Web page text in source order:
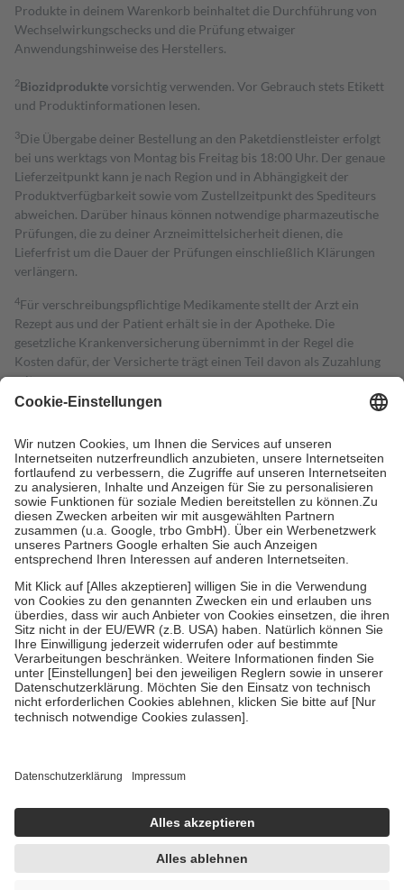
Produkte in deinem Warenkorb beinhaltet die Durchführung von
Wechselwirkungschecks und die Prüfung etwaiger
Anwendungshinweise des Herstellers.
2Biozidproduktevorsichtig verwenden. Vor Gebrauch stets Etikett
und Produktinformationen lesen.
3Die Übergabe deiner Bestellung an den Paketdienstleister erfolgt
bei uns werktags von Montag bis Freitag bis 18:00 Uhr. Der genaue
Lieferzeitpunkt kann je nach Region und in Abhängigkeit der
Produktverfügbarkeit sowie vom Zustellzeitpunkt des Spediteurs
abweichen. Darüber hinaus können notwendige pharmazeutische
Prüfungen, die zu deiner Arzneimittelsicherheit dienen, die
Lieferfrist um die Dauer der Prüfungen einschließlich Klärungen
verlängern.
4Für verschreibungspflichtige Medikamente stellt der Arzt ein
Rezept aus und der Patient erhält sie in der Apotheke. Die
gesetzliche Krankenversicherung übernimmt in der Regel die
Kosten dafür, der Versicherte trägt einen Teil davon als Zuzahlung
mit.
Grundsätzlich leisten Mitglieder Zuzahlungen in Höhe von zehn
höchstens zehn Euro.
Es sind jedoch nie mehr als die tatsächlichen
Kosten der Leistung zu entrichten.
Diese Regeln gelten grundsätzlich auch für Online-Apotheken.
Bei Heilmitteln und häuslicher Krankenpflege beträgt die
Zuzahlung zehn Prozent der Kosten sowie zehn Euro je
Verordnung.
Um das Engagement der Versicherten für ihre eigene Gesundheit zu
stärken und die besondere Stellung der Familie zu unterstützen,
fallenkeine Zuzahlungenan bei:
• Kindern und Jugendlichen bis zum vollendeten 18. Lebensjahr
mit Ausnahme der Fahrkosten
• Untersuchungen zur Vorsorge und Früherkennung, die von der
GKV getragen werden
• empfohlenen Schutzimpfungen
• Harn- und Blutteststreifen
getroffen, um sicherzustellen, dass es sich um echte Bewertungen
https://help.etrusted.com/hc/de/articles/4419944605341
Einige Bilder und Inhalte wurden unter Zuhilfenahme künstlicher